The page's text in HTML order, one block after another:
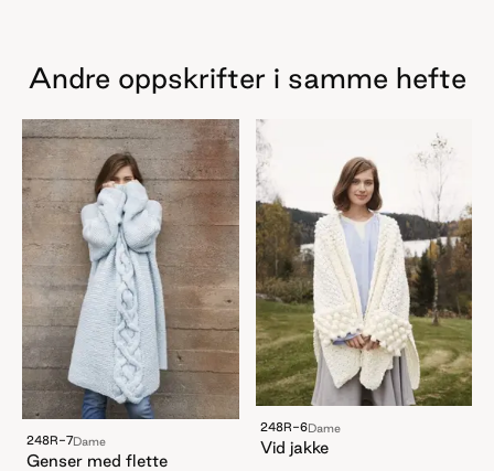
Andre oppskrifter i samme hefte
248R-7Dame
Genser med flette
248R-6Dame
Vid jakke